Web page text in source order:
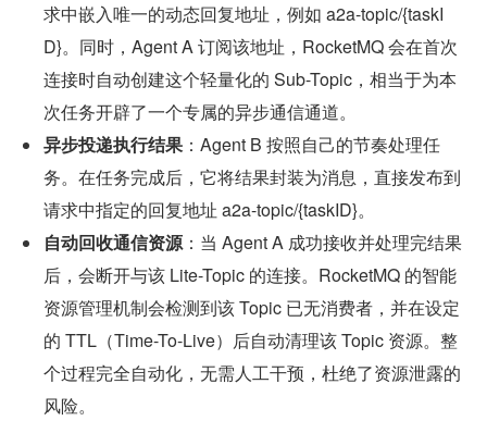
求中嵌入唯一的动态回复地址，例如 a2a-topic/{taskI
D}。同时，Agent A 订阅该地址，RocketMQ 会在首次
连接时自动创建这个轻量化的 Sub-Topic，相当于为本
次任务开辟了一个专属的异步通信通道。
异步投递执行结果 ：Agent B 按照自己的节奏处理任
务。在任务完成后，它将结果封装为消息，直接发布到
请求中指定的回复地址 a2a-topic/{taskID}。
自动回收通信资源：当 Agent A 成功接收并处理完结果
后，会断开与该 Lite-Topic 的连接。RocketMQ 的智能
资源管理机制会检测到该 Topic 已无消费者，并在设定
的 TTL（Time-To-Live）后自动清理该 Topic 资源。整
个过程完全自动化，无需人工干预，杜绝了资源泄露的
风险。